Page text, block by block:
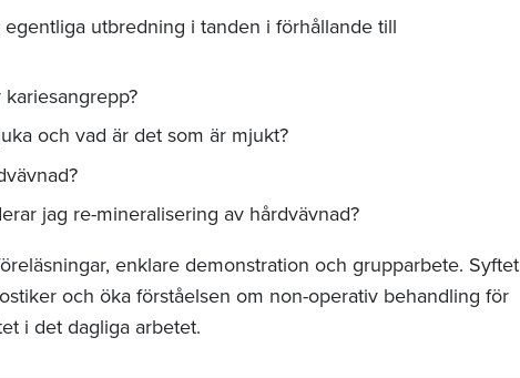
utbredning i tanden i förhållande till
och vad är det som är mjukt?
jag re-mineralisering av hårdvävnad?
enklare demonstration och grupparbete. Syftet
och öka förståelsen om non-operativ behandling för
i det dagliga arbetet.